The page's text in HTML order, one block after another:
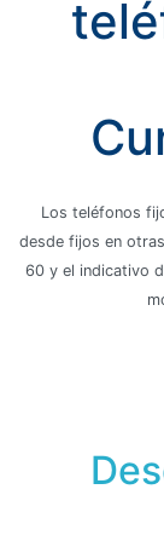
Los teléfonos
desde fijos en
60 y el indicativo